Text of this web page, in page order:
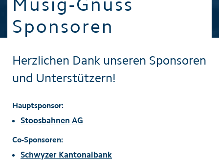
Sponsoren
Herzlichen Dank unseren Sponsoren
und Unterstützern!
Hauptsponsor:
Stoosbahnen AG
Co-Sponsoren:
Schwyzer Kantonalbank